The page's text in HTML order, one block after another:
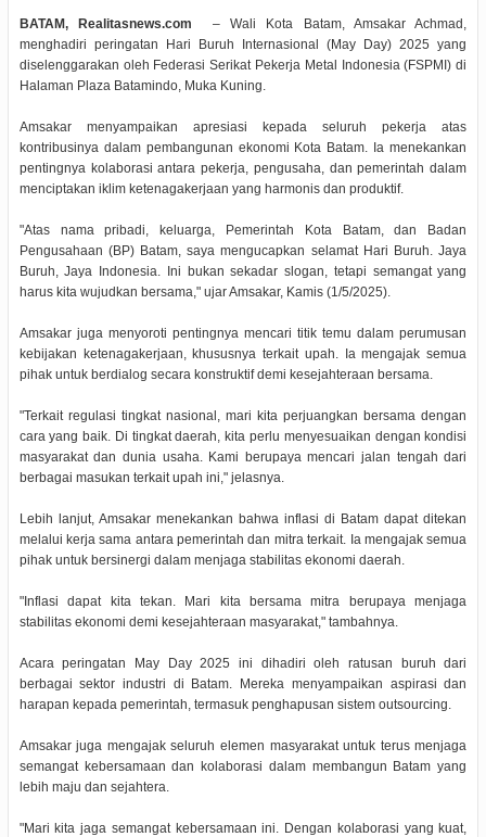
BATAM, Realitasnews.com
– Wali Kota Batam, Amsakar Achmad,
menghadiri peringatan Hari Buruh Internasional (May Day) 2025 yang
diselenggarakan oleh Federasi Serikat Pekerja Metal Indonesia (FSPMI) di
Halaman Plaza Batamindo, Muka Kuning.
Amsakar menyampaikan apresiasi kepada seluruh pekerja atas
kontribusinya dalam pembangunan ekonomi Kota Batam. Ia menekankan
pentingnya kolaborasi antara pekerja, pengusaha, dan pemerintah dalam
menciptakan iklim ketenagakerjaan yang harmonis dan produktif.
"Atas nama pribadi, keluarga, Pemerintah Kota Batam, dan Badan
Pengusahaan (BP) Batam, saya mengucapkan selamat Hari Buruh. Jaya
Buruh, Jaya Indonesia. Ini bukan sekadar slogan, tetapi semangat yang
harus kita wujudkan bersama," ujar Amsakar, Kamis (1/5/2025).
Amsakar juga menyoroti pentingnya mencari titik temu dalam perumusan
kebijakan ketenagakerjaan, khususnya terkait upah. Ia mengajak semua
pihak untuk berdialog secara konstruktif demi kesejahteraan bersama.
"Terkait regulasi tingkat nasional, mari kita perjuangkan bersama dengan
cara yang baik. Di tingkat daerah, kita perlu menyesuaikan dengan kondisi
masyarakat dan dunia usaha. Kami berupaya mencari jalan tengah dari
berbagai masukan terkait upah ini," jelasnya.
Lebih lanjut, Amsakar menekankan bahwa inflasi di Batam dapat ditekan
melalui kerja sama antara pemerintah dan mitra terkait. Ia mengajak semua
pihak untuk bersinergi dalam menjaga stabilitas ekonomi daerah.
"Inflasi dapat kita tekan. Mari kita bersama mitra berupaya menjaga
stabilitas ekonomi demi kesejahteraan masyarakat," tambahnya.
Acara peringatan May Day 2025 ini dihadiri oleh ratusan buruh dari
berbagai sektor industri di Batam. Mereka menyampaikan aspirasi dan
harapan kepada pemerintah, termasuk penghapusan sistem outsourcing.
Amsakar juga mengajak seluruh elemen masyarakat untuk terus menjaga
semangat kebersamaan dan kolaborasi dalam membangun Batam yang
lebih maju dan sejahtera.
"Mari kita jaga semangat kebersamaan ini. Dengan kolaborasi yang kuat,